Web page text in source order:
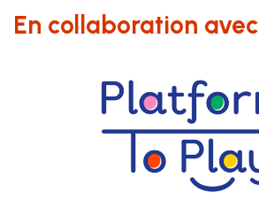
En collaboration avec